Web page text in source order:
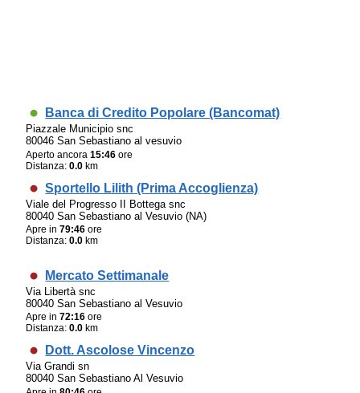
Banca di Credito Popolare (Bancomat)
Piazzale Municipio snc
80046 San Sebastiano al vesuvio
Aperto ancora15:46 ore
Distanza:0.0 km
Sportello Lilith (Prima Accoglienza)
Viale del Progresso II Bottega snc
80040 San Sebastiano al Vesuvio (NA)
Apre in79:46 ore
Distanza:0.0 km
Mercato Settimanale
Via Libertà snc
80040 San Sebastiano al Vesuvio
Apre in72:16 ore
Distanza:0.0 km
Dott. Ascolose Vincenzo
Via Grandi sn
80040 San Sebastiano Al Vesuvio